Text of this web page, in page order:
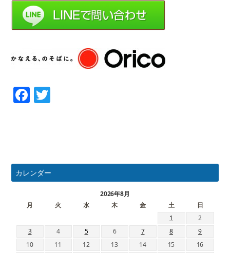
Facebook
カレンダー
2026年8月
月
火 水 木 金 土
日
1
2
3
4 5 6 7 8
9
10
11 12 13 14 15
16